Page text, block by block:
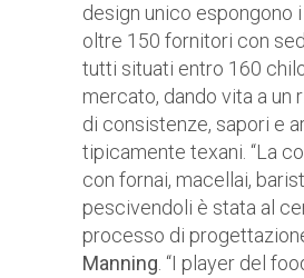
design unico espongono
oltre 150 fornitori con
tutti situati entro 160
mercato, dando vita a un
di consistenze, sapori e
tipicamente texani. “La
con fornai, macellai,
pescivendoli è stata al
processo di
Manning. “I player del